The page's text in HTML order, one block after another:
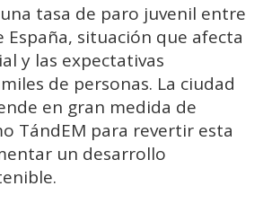
tasa de paro juvenil entre
España, situación que afecta
y las expectativas
de personas. La ciudad
en gran medida de
TándEM para revertir esta
un desarrollo